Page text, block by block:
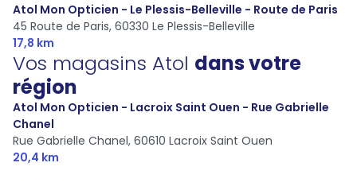
Atol Mon Opticien - Le Plessis-Belleville - Route de Paris
45 Route de Paris, 60330 Le Plessis-Belleville
17,8 km
Vos magasins Atol dans votre
région
Atol Mon Opticien - Lacroix Saint Ouen - Rue Gabrielle
Chanel
Rue Gabrielle Chanel, 60610 Lacroix Saint Ouen
20,4 km